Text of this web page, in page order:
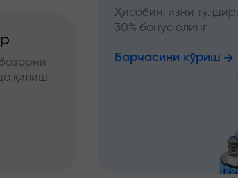
қилиш
Ҳисобингизни
30% бонус олинг
Барчасини кўриш